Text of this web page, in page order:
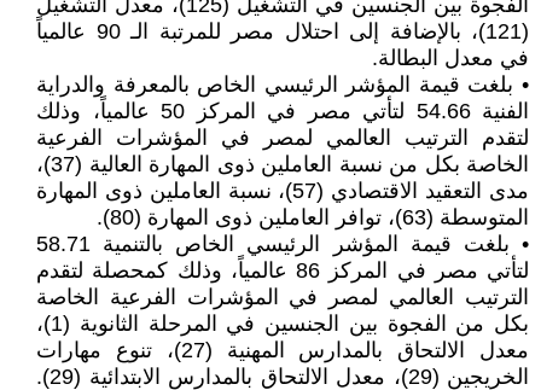
الفجوة بين الجنسين في التشغيل (125)، معدل التشغيل
(121)، بالإضافة إلى احتلال مصر للمرتبة الـ 90 عالمياً
في معدل البطالة.
• بلغت قيمة المؤشر الرئيسي الخاص بالمعرفة والدراية
الفنية 54.66 لتأتي مصر في المركز 50 عالمياً، وذلك
لتقدم الترتيب العالمي لمصر في المؤشرات الفرعية
الخاصة بكل من نسبة العاملين ذوى المهارة العالية (37)،
مدى التعقيد الاقتصادي (57)، نسبة العاملين ذوى المهارة
المتوسطة (63)، توافر العاملين ذوى المهارة (80).
• بلغت قيمة المؤشر الرئيسي الخاص بالتنمية 58.71
لتأتي مصر في المركز 86 عالمياً، وذلك كمحصلة لتقدم
الترتيب العالمي لمصر في المؤشرات الفرعية الخاصة
بكل من الفجوة بين الجنسين في المرحلة الثانوية (1)،
معدل الالتحاق بالمدارس المهنية (27)، تنوع مهارات
الخريجين (29)، معدل الالتحاق بالمدارس الابتدائية (29).